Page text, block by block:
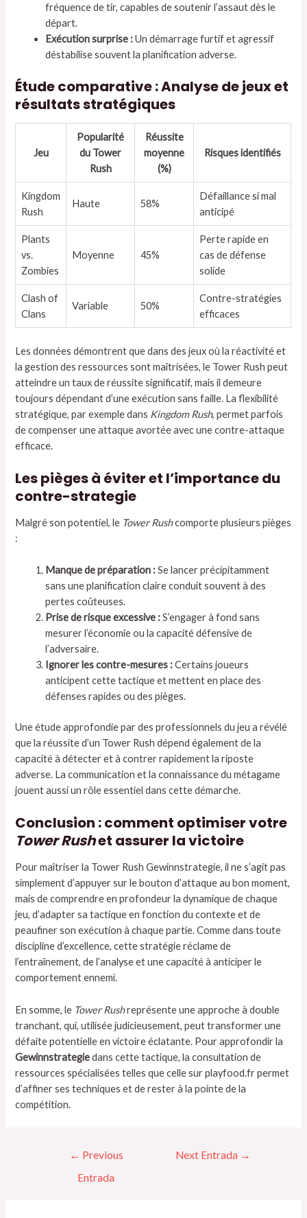
fréquence de tir, capables de soutenir l’assaut dès le
départ.
Exécution surprise :Un démarrage furtif et agressif
déstabilise souvent la planification adverse.
Étude comparative : Analyse de jeux et
résultats stratégiques
Jeu
Popularité
du Tower
Rush
Réussite
moyenne
(%)
Risques identifiés
Kingdom
Rush
Haute 58%
Défaillance si mal
anticipé
Plants
vs.
Zombies
Moyenne 45%
Perte rapide en
cas de défense
solide
Clash of
Clans
Variable 50%
Contre-stratégies
efficaces
Les données démontrent que dans des jeux où la réactivité et
la gestion des ressources sont maîtrisées, le Tower Rush peut
atteindre un taux de réussite significatif, mais il demeure
toujours dépendant d’une exécution sans faille. La flexibilité
stratégique, par exemple dans Kingdom Rush, permet parfois
de compenser une attaque avortée avec une contre-attaque
efficace.
Les pièges à éviter et l’importance du
contre-strategie
Malgré son potentiel, le Tower Rushcomporte plusieurs pièges
:
Manque de préparation :Se lancer précipitamment
sans une planification claire conduit souvent à des
pertes coûteuses.
Prise de risque excessive :S’engager à fond sans
mesurer l’économie ou la capacité défensive de
l’adversaire.
Ignorer les contre-mesures :Certains joueurs
anticipent cette tactique et mettent en place des
défenses rapides ou des pièges.
Une étude approfondie par des professionnels du jeu a révélé
que la réussite d’un Tower Rush dépend également de la
capacité à détecter et à contrer rapidement la riposte
adverse. La communication et la connaissance du métagame
jouent aussi un rôle essentiel dans cette démarche.
Conclusion : comment optimiser votre
Tower Rushet assurer la victoire
Pour maîtriser la Tower Rush Gewinnstrategie, il ne s’agit pas
simplement d’appuyer sur le bouton d’attaque au bon moment,
mais de comprendre en profondeur la dynamique de chaque
jeu, d’adapter sa tactique en fonction du contexte et de
peaufiner son exécution à chaque partie. Comme dans toute
discipline d’excellence, cette stratégie réclame de
l’entraînement, de l’analyse et une capacité à anticiper le
comportement ennemi.
En somme, le Tower Rushreprésente une approche à double
tranchant, qui, utilisée judicieusement, peut transformer une
défaite potentielle en victoire éclatante. Pour approfondir la
Gewinnstrategiedans cette tactique, la consultation de
ressources spécialisées telles que celle sur playfood.fr permet
d’affiner ses techniques et de rester à la pointe de la
compétition.
← Previous
Entrada
Next Entrada →